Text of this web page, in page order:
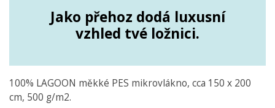
Jako přehoz dodá luxusní
vzhled tvé ložnici.
100% LAGOON měkké PES mikrovlákno, cca 150 x 200
cm, 500 g/m2.